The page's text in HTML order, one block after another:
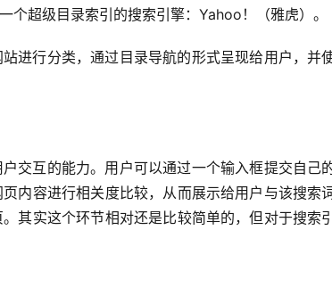
超级目录索引的搜索引擎：Yahoo！（雅虎）。
进行分类，通过目录导航的形式呈现给用户，并
交互的能力。用户可以通过一个输入框提交自己
内容进行相关度比较，从而展示给用户与该搜索
其实这个环节相对还是比较简单的，但对于搜索引